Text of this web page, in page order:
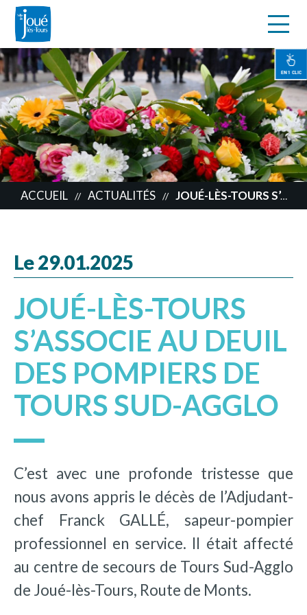
Aller
au
contenu
principal
EN 1 CLIC
ACCUEIL // ACTUALITÉS // JOUÉ-LÈS-TOURS S’ASSOCIE AU DEUIL DES POMPIERS DE TOURS SUD-AGGLO
Le 29.01.2025
JOUÉ-LÈS-TOURS
S’ASSOCIE AU DEUIL
DES POMPIERS DE
TOURS SUD-AGGLO
C’est avec une profonde tristesse que
nous avons appris le décès de l’Adjudant-
chef Franck GALLÉ, sapeur-pompier
professionnel en service. Il était affecté
au centre de secours de Tours Sud-Agglo
de Joué-lès-Tours, Route de Monts.